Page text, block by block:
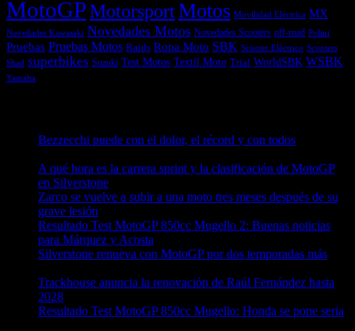
MotoGPMotorsportMotos Movilidad Eléctrica MX
Novedades Kawasaki Novedades Motos Novedades Scooters off-road Polini
Pruebas Pruebas Motos Raids Ropa Moto SBK Scooter Eléctrico Scooters
Shad superbikes Suzuki Test Motos Textil Moto Trial WorldSBK WSBK
Yamaha
Bezzecchi puede con el dolor, el récord y con todos
A qué hora es la carrera sprint y la clasificación de MotoGP
en Silverstone
Zarco se vuelve a subir a una moto tres meses después de su
grave lesión
Resultado Test MotoGP 850cc Mugello 2: Buenas noticias
para Márquez y Acosta
Silverstone renueva con MotoGP por dos temporadas más
Trackhouse anuncia la renovación de Raúl Fernández hasta
2028
Resultado Test MotoGP 850cc Mugello: Honda se pone seria